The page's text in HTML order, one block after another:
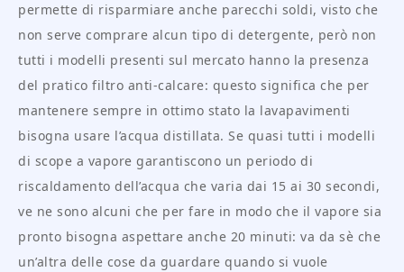
permette di risparmiare anche parecchi soldi, visto che
non serve comprare alcun tipo di detergente, però non
tutti i modelli presenti sul mercato hanno la presenza
del pratico filtro anti-calcare: questo significa che per
mantenere sempre in ottimo stato la lavapavimenti
bisogna usare l’acqua distillata. Se quasi tutti i modelli
di scope a vapore garantiscono un periodo di
riscaldamento dell’acqua che varia dai 15 ai 30 secondi,
ve ne sono alcuni che per fare in modo che il vapore sia
pronto bisogna aspettare anche 20 minuti: va da sè che
un’altra delle cose da guardare quando si vuole